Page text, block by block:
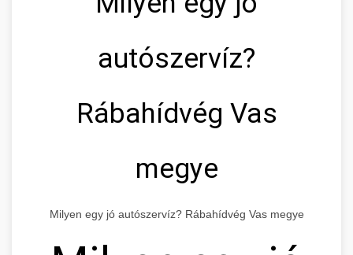
autószervíz?
Rábahídvég Vas
megye
Milyen egy jó autószervíz? Rábahídvég Vas megye